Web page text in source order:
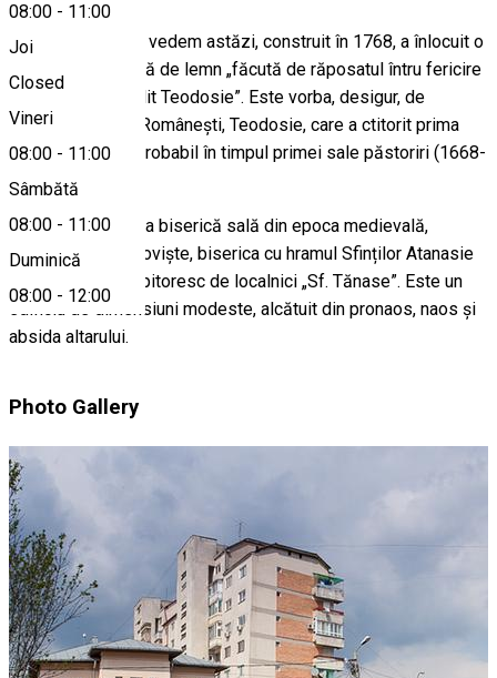
08:00 - 11:00
Joi
Closed
Vineri
08:00 - 11:00
Sâmbătă
08:00 - 11:00
Duminică
08:00 - 12:00
Lăcașul pe care îl vedem astăzi, construit în 1768, a înlocuit o
mai veche biserică de lemn „făcută de răposatul întru fericire
părintele mitropolit Teodosie”. Este vorba, desigur, de
mitropolitul Țării Românești, Teodosie, care a ctitorit prima
biserică de aici, probabil în timpul primei sale păstoriri (1668-
1672).
Considerată ultima biserică sală din epoca medievală,
construită în Târgoviște, biserica cu hramul Sfinților Atanasie
și Chiril e numită pitoresc de localnici „Sf. Tănase”. Este un
edificiu de dimensiuni modeste, alcătuit din pronaos, naos și
absida altarului.
Photo Gallery